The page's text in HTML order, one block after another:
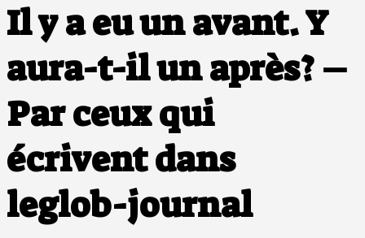
Il y a eu un avant. Y
aura-t-il un après? –
Par ceux qui
écrivent dans
leglob-journal